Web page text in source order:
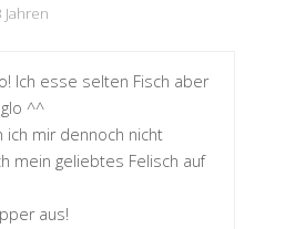
Jahren
Ich esse selten Fisch aber
^^
ich mir dennoch nicht
mein geliebtes Felisch auf
aus!